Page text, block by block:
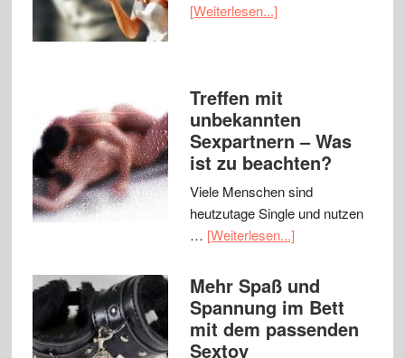
[Weiterlesen...]
Treffen mit
unbekannten
Sexpartnern – Was
ist zu beachten?
Viele Menschen sind
heutzutage Single und nutzen
… [Weiterlesen...]
Mehr Spaß und
Spannung im Bett
mit dem passenden
Sextoy